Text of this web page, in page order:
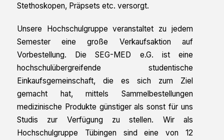
Stethoskopen, Präpsets etc. versorgt.
Unsere Hochschulgruppe veranstaltet zu jedem
Semester eine große Verkaufsaktion auf
Vorbestellung. Die SEG-MED e.G. ist eine
hochschulübergreifende studentische
Einkaufsgemeinschaft, die es sich zum Ziel
gemacht hat, mittels Sammelbestellungen
medizinische Produkte günstiger als sonst für uns
Studis zur Verfügung zu stellen. Wir als
Hochschulgruppe Tübingen sind eine von 12